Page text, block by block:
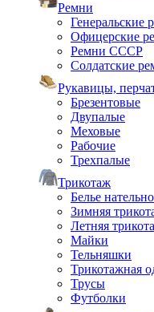
Ремни
Генеральские
Офицерские
Ремни СССР
Солдатские
Рукавицы,
Брезентовые
Двупалые
Меховые
Рабочие
Трехпалые
Трикотаж
Белье
Зимняя
Летняя
Майки
Тельняшки
Трикотажная
Трусы
Футболки